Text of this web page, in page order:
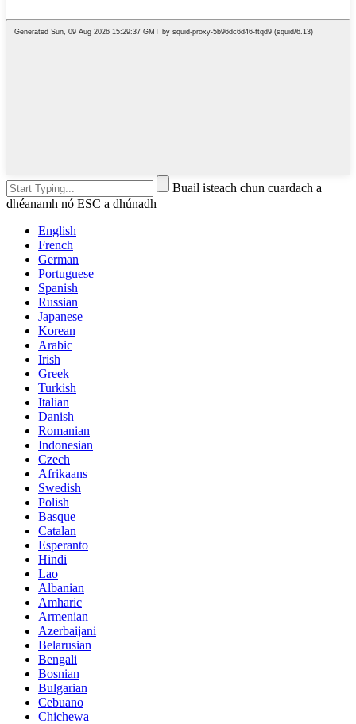
Buail isteach chun cuardach a
dhéanamh nó ESC a dhúnadh
English
French
German
Portuguese
Spanish
Russian
Japanese
Korean
Arabic
Irish
Greek
Turkish
Italian
Danish
Romanian
Indonesian
Czech
Afrikaans
Swedish
Polish
Basque
Catalan
Esperanto
Hindi
Lao
Albanian
Amharic
Armenian
Azerbaijani
Belarusian
Bengali
Bosnian
Bulgarian
Cebuano
Chichewa